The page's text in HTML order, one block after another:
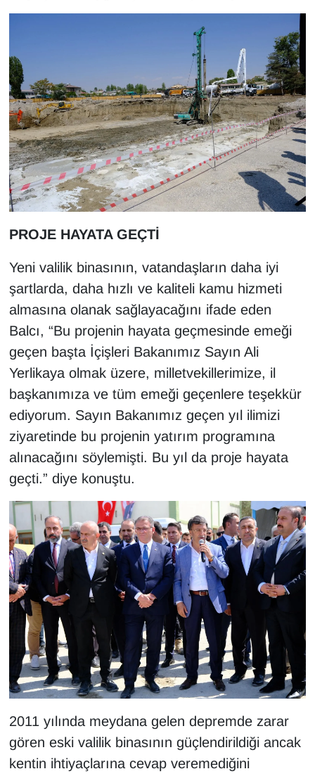
PROJE HAYATA GEÇTİ
Yeni valilik binasının, vatandaşların daha iyi
şartlarda, daha hızlı ve kaliteli kamu hizmeti
almasına olanak sağlayacağını ifade eden
Balcı, “Bu projenin hayata geçmesinde emeği
geçen başta İçişleri Bakanımız Sayın Ali
Yerlikaya olmak üzere, milletvekillerimize, il
başkanımıza ve tüm emeği geçenlere teşekkür
ediyorum. Sayın Bakanımız geçen yıl ilimizi
ziyaretinde bu projenin yatırım programına
alınacağını söylemişti. Bu yıl da proje hayata
geçti.” diye konuştu.
2011 yılında meydana gelen depremde zarar
gören eski valilik binasının güçlendirildiği ancak
kentin ihtiyaçlarına cevap veremediğini
Resmi İlanlar
SAĞLIK
Seri İlan
Sinema - TV
SİYASET
SPOR
TEBRİK
TEKNOLOJİ
Turizm
VAN'DA SPOR
Vasıta
YAŞAM
YEREL